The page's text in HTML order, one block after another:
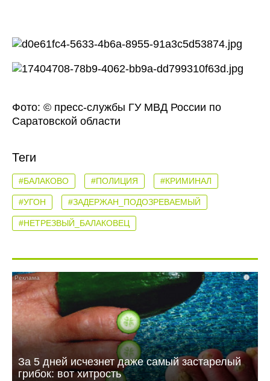
Фото: © пресс-службы ГУ МВД России по
Саратовской области
Теги
#БАЛАКОВО #ПОЛИЦИЯ #КРИМИНАЛ
#УГОН #ЗАДЕРЖАН_ПОДОЗРЕВАЕМЫЙ
#НЕТРЕЗВЫЙ_БАЛАКОВЕЦ
i
За 5 дней исчезнет даже самый застарелый
грибок: вот хитрость